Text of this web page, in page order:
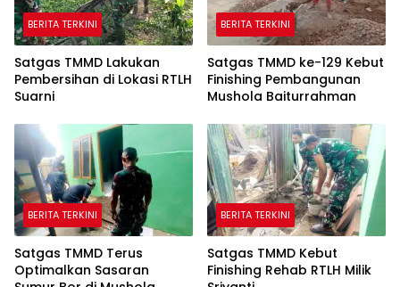
BERITA TERKINI
Satgas TMMD Lakukan
Pembersihan di Lokasi RTLH
Suarni
BERITA TERKINI
Satgas TMMD ke-129 Kebut
Finishing Pembangunan
Mushola Baiturrahman
BERITA TERKINI
Satgas TMMD Terus
Optimalkan Sasaran
BERITA TERKINI
Satgas TMMD Kebut
Finishing Rehab RTLH Milik